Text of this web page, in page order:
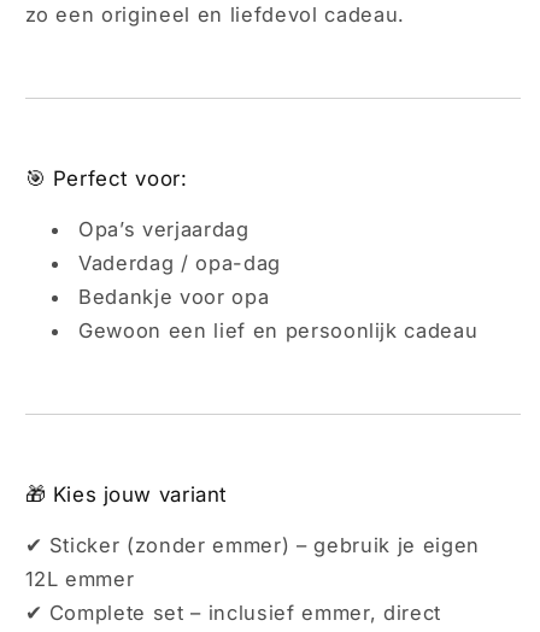
zo een origineel en liefdevol cadeau.
🎯 Perfect voor:
Opa’s verjaardag
Vaderdag / opa-dag
Bedankje voor opa
Gewoon een lief en persoonlijk cadeau
🎁 Kies jouw variant
✔ Sticker (zonder emmer) – gebruik je eigen
12L emmer
✔ Complete set – inclusief emmer, direct